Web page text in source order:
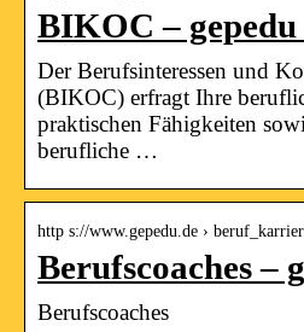
BIKOC –
Der Berufsinteressen und
(BIKOC) erfragt Ihre
praktischen Fähigkeiten
berufliche …
http s://www.gepedu.de ›
Berufscoaches –
Berufscoaches